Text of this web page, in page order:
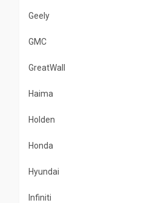
Geely
GMC
GreatWall
Haima
Holden
Honda
Hyundai
Infiniti